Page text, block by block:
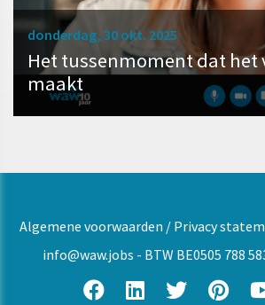
donderdag, 30 okt. 2025
Het tussenmoment dat het
maakt
Algemene voorwaarden / Privacy
info@waw.jobs - BTW BE0505 788